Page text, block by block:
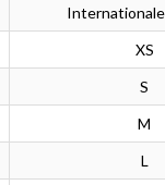
XS
S
M
L